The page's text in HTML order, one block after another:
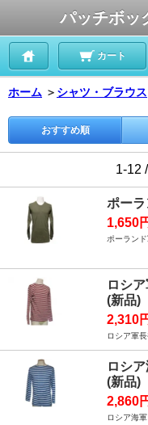
パッチボッ
カート
ホーム ＞ シャツ・ブラウス
おすすめ順
1-12
ポー
1,650
ポーラン
ロシ
(新品)
2,310
ロシア軍
ロシ
(新品)
2,860
ロシア海